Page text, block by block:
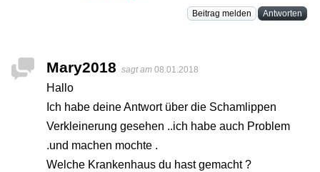
Beitrag melden Antworten
Mary2018 sagt am 08.01.2018
Hallo
Ich habe deine Antwort über die Schamlippen
Verkleinerung gesehen ..ich habe auch Problem
.und machen mochte .
Welche Krankenhaus du hast gemacht ?